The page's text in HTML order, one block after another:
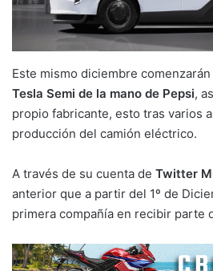
Este mismo diciembre
Tesla Semi de la mano de Pepsi,
propio fabricante, esto tras varios
producción del camión eléctrico.
A través de su cuenta de Twitter
anterior que a partir del 1º de
primera compañía en recibir parte